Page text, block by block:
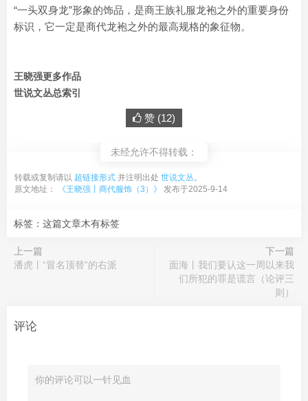
“一头双身龙”形象的饰品，是商王族礼服龙袍之外的重要身份
标识，它一定是商代龙袍之外的最高规格的象征物。
王晓强更多作品
世说文丛总索引
赞 (12)
未经允许不得转载：
转载或复制请以 超链接形式 并注明出处 世说文丛。
原文地址：
《王晓强丨商代服饰（3）》 发布于2025-9-14
标签：这篇文章木有标签
上一篇
潘虎丨“冒名顶替”的右派
下一篇
面海丨我们要认这一周以来我
们所犯的罪是谎言（论评三
则）
评论